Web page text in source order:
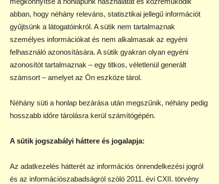
abban, hogy néhány releváns, statisztikai jellegű információt
gyűjtsünk a látogatóinkról. A sütik nem tartalmaznak
személyes információkat és nem alkalmasak az egyéni
felhasználó azonosítására. A sütik gyakran olyan egyéni
azonosítót tartalmaznak – egy titkos, véletlenül generált
számsort – amelyet az Ön eszköze tárol.
Néhány süti a honlap bezárása után megszűnik, néhány pedig
hosszabb időre tárolásra kerül számítógépén.
A sütik jogszabályi háttere és jogalapja:
Az adatkezelés hátterét az információs önrendelkezési jogról
és az információszabadságról szóló 2011. évi CXII. törvény